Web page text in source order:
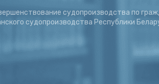
судопроизводства по
судопроизводства Республики